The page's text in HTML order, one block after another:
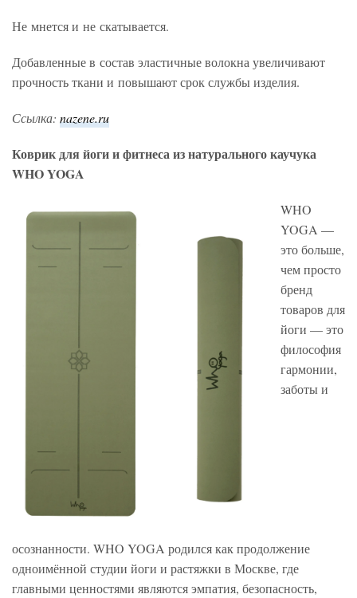
Не мнется и не скатывается.
Добавленные в состав эластичные волокна увеличивают
прочность ткани и повышают срок службы изделия.
Ссылка: nazene.ru
Коврик для йоги и фитнеса из натурального каучука
WHO YOGA
WHO
YOGA —
это больше,
чем просто
бренд
товаров для
йоги — это
философия
гармонии,
заботы и
осознанности. WHO YOGA родился как продолжение
одноимённой студии йоги и растяжки в Москве, где
главными ценностями являются эмпатия, безопасность,